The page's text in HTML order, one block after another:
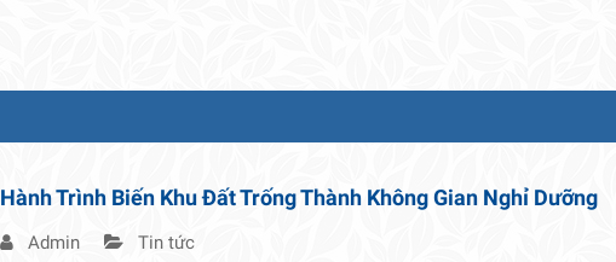
Hành Trình Biến Khu Đất Trống Thành Không Gian Nghỉ Dưỡng
Admin Tin tức